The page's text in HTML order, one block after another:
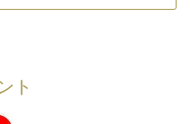
ト